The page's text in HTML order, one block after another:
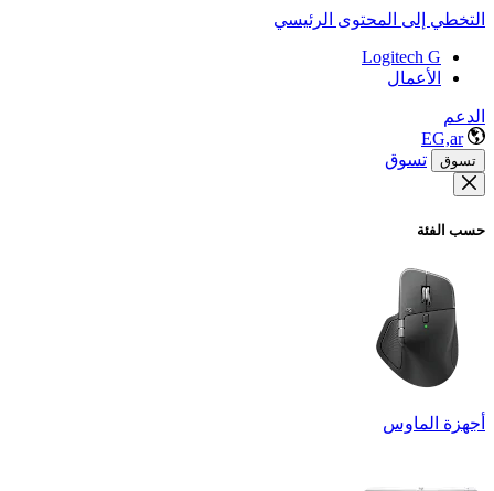
التخطي إلى المحتوى الرئيسي
Logitech G
الأعمال
الدعم
EG,ar
تسوق تسوق
حسب الفئة
أجهزة الماوس